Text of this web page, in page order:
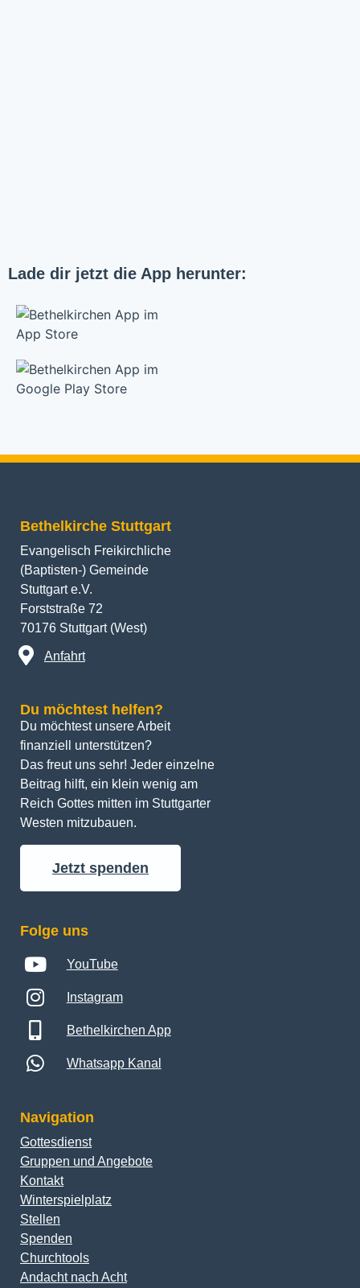
Lade dir jetzt die App herunter:
Bethelkirche Stuttgart
Evangelisch Freikirchliche
(Baptisten-) Gemeinde
Stuttgart e.V.
Forststraße 72
70176 Stuttgart (West)
Anfahrt
Du möchtest helfen?
Du möchtest unsere Arbeit
finanziell unterstützen?
Das freut uns sehr! Jeder einzelne
Beitrag hilft, ein klein wenig am
Reich Gottes mitten im Stuttgarter
Westen mitzubauen.
Jetzt spenden
Folge uns
YouTube
Instagram
Bethelkirchen App
Whatsapp Kanal
Navigation
Gottesdienst
Gruppen und Angebote
Kontakt
Winterspielplatz
Stellen
Spenden
Churchtools
Andacht nach Acht